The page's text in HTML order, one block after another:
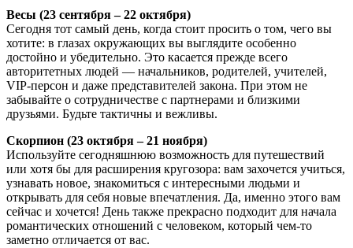
Весы (23 сентября – 22 октября)
Сегодня тот самый день, когда стоит просить о том, чего вы
хотите: в глазах окружающих вы выглядите особенно
достойно и убедительно. Это касается прежде всего
авторитетных людей — начальников, родителей, учителей,
VIP-персон и даже представителей закона. При этом не
забывайте о сотрудничестве с партнерами и близкими
друзьями. Будьте тактичны и вежливы.
Скорпион (23 октября – 21 ноября)
Используйте сегодняшнюю возможность для путешествий
или хотя бы для расширения кругозора: вам захочется учиться,
узнавать новое, знакомиться с интересными людьми и
открывать для себя новые впечатления. Да, именно этого вам
сейчас и хочется! День также прекрасно подходит для начала
романтических отношений с человеком, который чем-то
заметно отличается от вас.